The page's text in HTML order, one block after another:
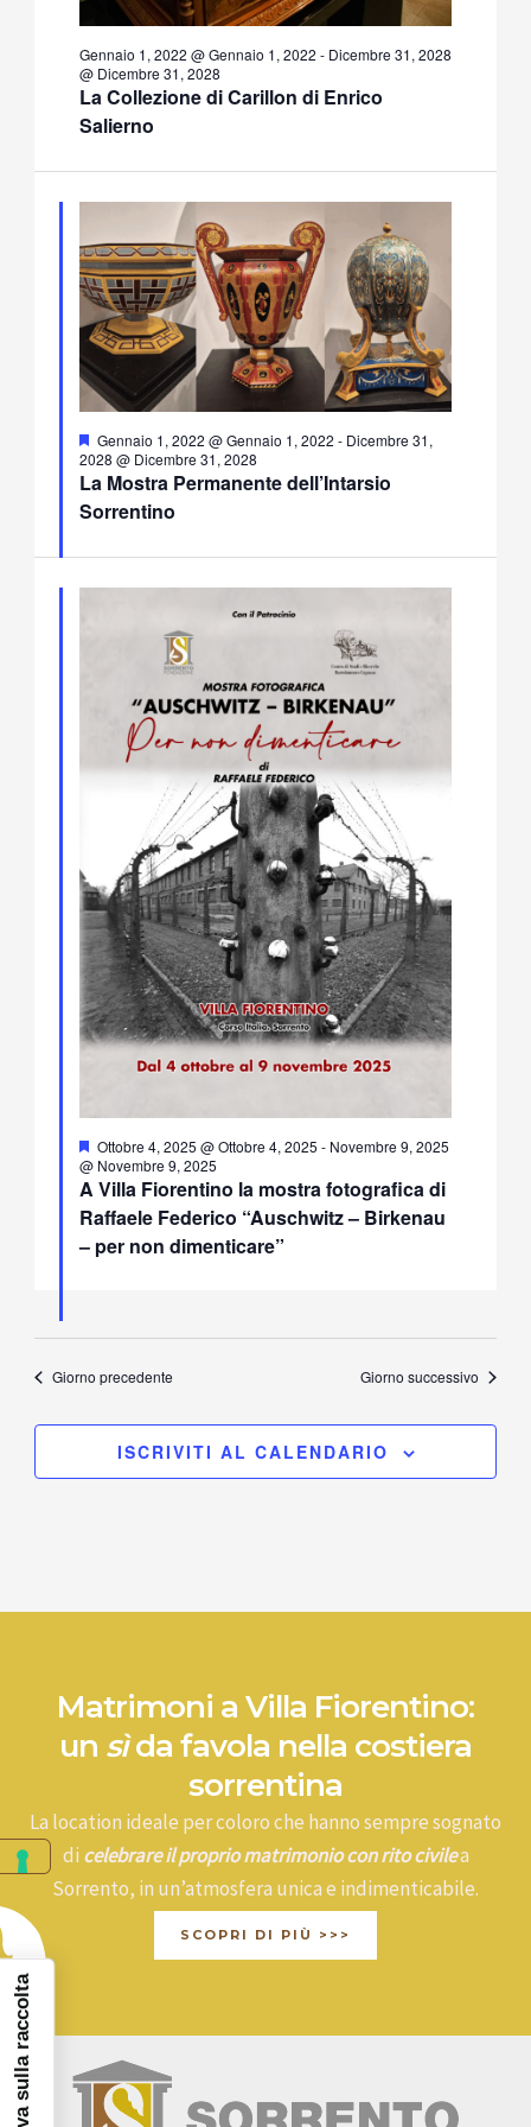
La Collezione di Carillon di Enrico
Salierno
Gennaio 1, 2022 @ Gennaio 1, 2022 - Dicembre 31, 2028
@ Dicembre 31, 2028
La Mostra Permanente dell’Intarsio
Sorrentino
Segnalati
Gennaio 1, 2022 @ Gennaio 1, 2022 - Dicembre 31,
2028 @ Dicembre 31, 2028
A Villa Fiorentino la mostra fotografica di
Raffaele Federico “Auschwitz – Birkenau
– per non dimenticare”
Segnalati
Ottobre 4, 2025 @ Ottobre 4, 2025 - Novembre 9, 2025
@ Novembre 9, 2025
Giorno precedente Giorno successivo
ISCRIVITI AL CALENDARIO
Matrimoni a Villa Fiorentino:
un sìda favola nella costiera
sorrentina
La location ideale per coloro che hanno sempre sognato
di celebrare il proprio matrimonio con rito civilea
Sorrento, in un’atmosfera unica e indimenticabile.
SCOPRI DI PIÙ >>>